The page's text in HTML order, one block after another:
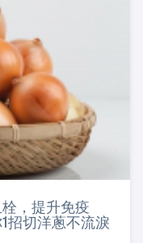
，提升免疫
招切洋蔥不流淚